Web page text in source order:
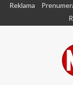
SkipReklama